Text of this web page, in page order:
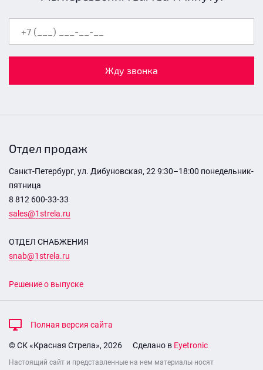
Жду звонка
Отдел продаж
Санкт-Петербург, ул. Дибуновская, 22 9:30–18:00 понедельник-
пятница
8 812 600-33-33
sales@1strela.ru
ОТДЕЛ СНАБЖЕНИЯ
snab@1strela.ru
Решение о выпуске
Полная версия сайта
© СК «Красная Стрела», 2026 Сделано в Eyetronic
Настоящий сайт и представленные на нем материалы носят